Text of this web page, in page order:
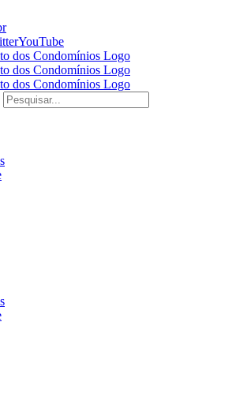
YouTube